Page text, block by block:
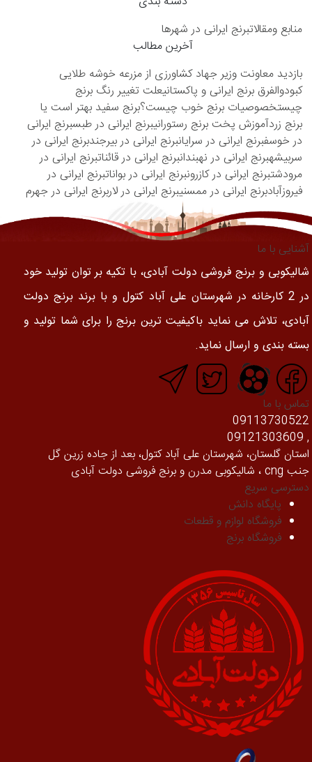
منابع ومقالاتبرنج ایرانی در شهرها
آخرین مطالب
بازدید معاونت وزیر جهاد کشاورزی از مزرعه خوشه طلایی
کبودوالفرق برنج ایرانی و پاکستانیعلت تغییر رنگ برنج
چیستخصوصیات برنج خوب چیست؟برنج سفید بهتر است یا
برنج زردآموزش پخت برنج رستورانیبرنج ایرانی در طبسبرنج ایرانی
در خوسفبرنج ایرانی در سرایانبرنج ایرانی در بیرجندبرنج ایرانی در
سربیشهبرنج ایرانی در نهبندانبرنج ایرانی در قائناتبرنج ایرانی در
مرودشتبرنج ایرانی در کازرونبرنج ایرانی در بواناتبرنج ایرانی در
فیروزآبادبرنج ایرانی در ممسنیبرنج ایرانی در لاربرنج ایرانی در جهرم
آشنایی با ما
شالیکوبی و برنج فروشی دولت آبادی، با تکیه بر توان تولید خود
در 2 کارخانه در شهرستان علی آباد کتول و با برند برنج دولت
آبادی، تلاش می نماید باکیفیت ترین برنج را برای شما تولید و
بسته بندی و ارسال نماید.
تماس با ما
09113730522
, 09121303609
استان گلستان، شهرستان علی آباد کتول، بعد از جاده زرین گل
جنب cng ، شالیکوبی مدرن و برنج فروشی دولت آبادی
دسترسی سریع
پایگاه دانش
فروشگاه لوازم و قطعات
فروشگاه برنج